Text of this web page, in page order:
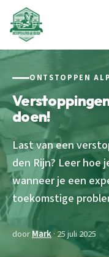
ONTSTOPPEN
doen!
Last van een
den Rijn? Leer
wanneer je een
toekomstige
doorMark· 25 juli 2025